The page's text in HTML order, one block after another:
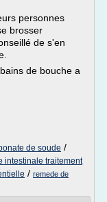
personnes
brosser
de s'en
de bouche a
de soude /
intestinale traitement
/ remede de